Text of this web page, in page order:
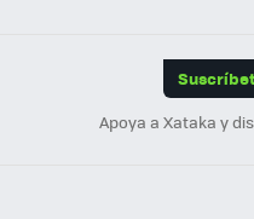
Apoya a Xataka y